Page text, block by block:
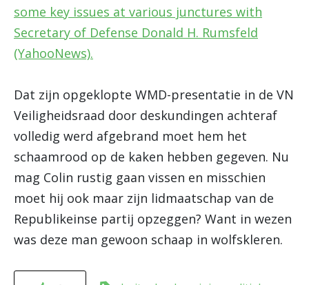
some key issues at various junctures with
Secretary of Defense Donald H. Rumsfeld
(YahooNews).
Dat zijn opgeklopte WMD-presentatie in de VN
Veiligheidsraad door deskundingen achteraf
volledig werd afgebrand moet hem het
schaamrood op de kaken hebben gegeven. Nu
mag Colin rustig gaan vissen en misschien
moet hij ook maar zijn lidmaatschap van de
Republikeinse partij opzeggen? Want in wezen
was deze man gewoon schaap in wolfskleren.